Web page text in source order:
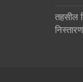
तहसील